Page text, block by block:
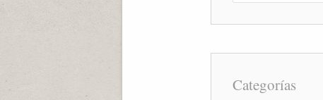
Categorías